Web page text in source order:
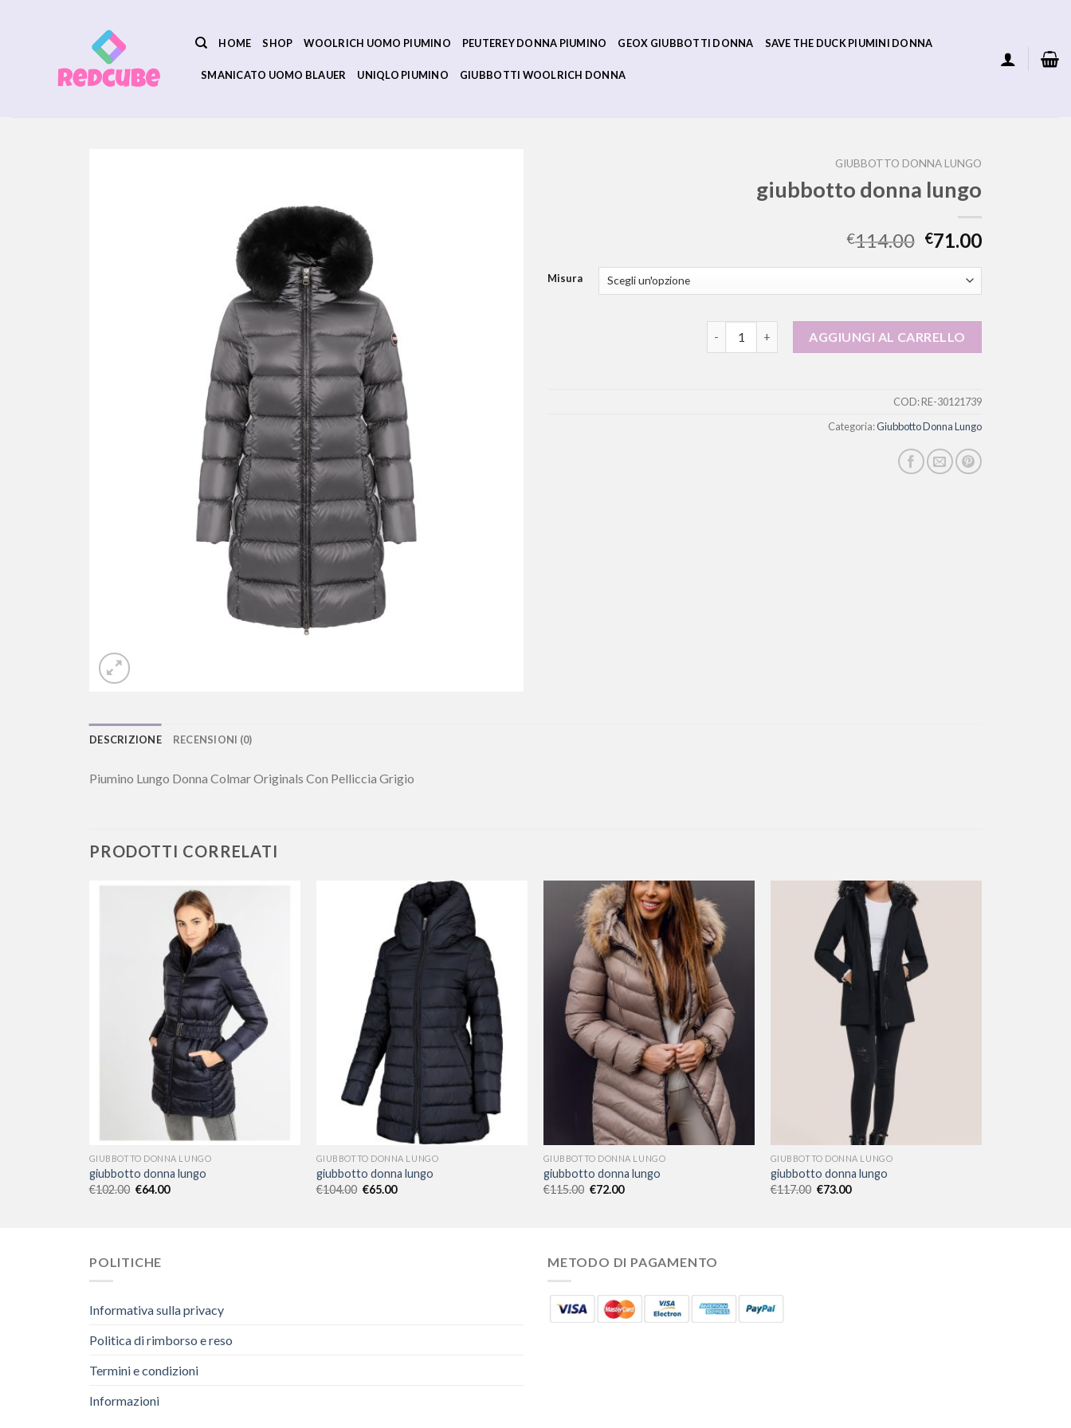
HOME SHOP WOOLRICH UOMO PIUMINO PEUTEREY DONNA PIUMINO GEOX GIUBBOTTI DONNA SAVE THE DUCK PIUMINI DONNA
SMANICATO UOMO BLAUER UNIQLO PIUMINO GIUBBOTTI WOOLRICH DONNA
GIUBBOTTO DONNA LUNGO
giubbotto donna lungo
€114.00 €71.00
Misura
AGGIUNGI AL CARRELLO
COD:RE-30121739
Categoria:Giubbotto Donna Lungo
DESCRIZIONE RECENSIONI (0)
Piumino Lungo Donna Colmar Originals Con Pelliccia Grigio
PRODOTTI CORRELATI
GIUBBOTTO DONNA LUNGO
giubbotto donna lungo
€102.00 €64.00
GIUBBOTTO DONNA LUNGO
giubbotto donna lungo
€104.00 €65.00
GIUBBOTTO DONNA LUNGO
giubbotto donna lungo
€115.00 €72.00
GIUBBOTTO DONNA LUNGO
giubbotto donna lungo
€117.00 €73.00
POLITICHE
Informativa sulla privacy
Politica di rimborso e reso
Termini e condizioni
Informazioni
METODO DI PAGAMENTO